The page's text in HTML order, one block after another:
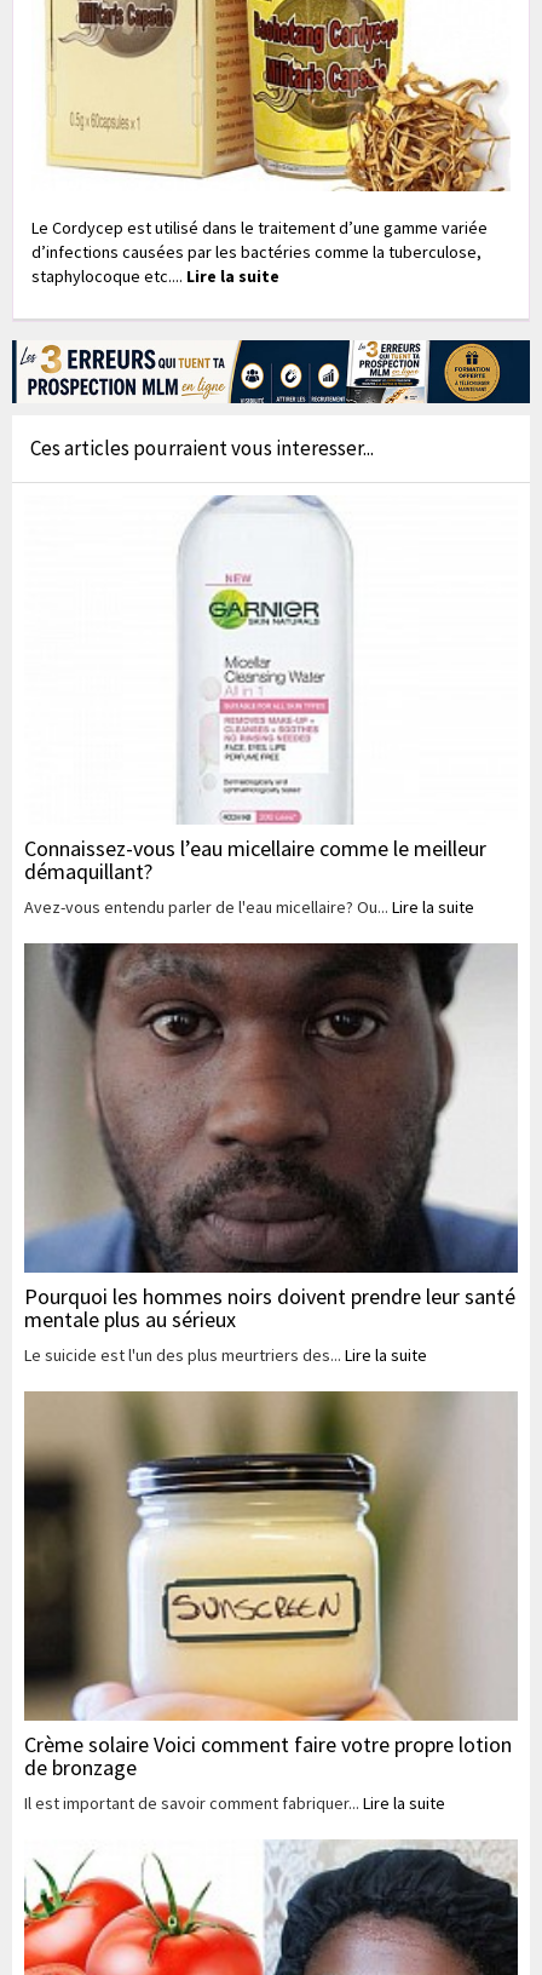
Le Cordycep est utilisé dans le traitement d’une gamme variée
d’infections causées par les bactéries comme la tuberculose,
staphylocoque etc.... Lire la suite
Ces articles pourraient vous interesser...
Connaissez-vous l’eau micellaire comme le meilleur
démaquillant?
Avez-vous entendu parler de l'eau micellaire? Ou... Lire la suite
Pourquoi les hommes noirs doivent prendre leur santé
mentale plus au sérieux
Le suicide est l'un des plus meurtriers des... Lire la suite
Crème solaire Voici comment faire votre propre lotion
de bronzage
Il est important de savoir comment fabriquer... Lire la suite